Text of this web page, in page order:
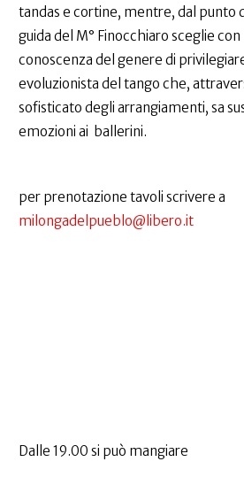
tandas e cortine, mentre, dal punto
guida del M° Finocchiaro sceglie
conoscenza del genere di
evoluzionista del tango che,
sofisticato degli arrangiamenti, sa
emozioni ai ballerini.
per prenotazione tavoli scrivere a
milongadelpueblo@libero.it
Dalle 19.00 si può mangiare